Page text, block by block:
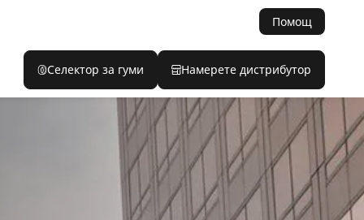
Помощ
Селектор за гуми Намерете дистрибутор